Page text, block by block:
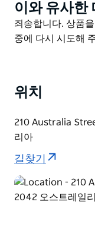
처럼 차가운 Deli
점에 유의하는 것
하여 사진을 찍으세
대 25명의 손님을
Product
List
이와 유사한
Product
List
죄송합니다. 상품
중에 다시 시도해
위치
210 Australia
리아
길찾기